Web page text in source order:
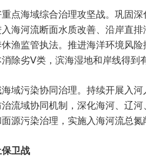
重点海域综合治理攻坚战。巩固
海河流断面水质改善、沿岸直
渔监管执法。推进海洋环境风
除劣Ⅴ类，滨海湿地和岸线得到
海域污染协同治理。持续开展入
流域协同机制，深化海河、辽
源污染治理，实施入海河流总
卫战